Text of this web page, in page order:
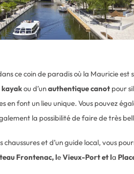
ce coin de paradis où la Mauricie
kayakou d’unauthentiquecanot pour
en font un lieu unique. Vous pouvez
la possibilité de faire de très
chaussures et d’un guide local, vous
Frontenac, leVieux-Port et la